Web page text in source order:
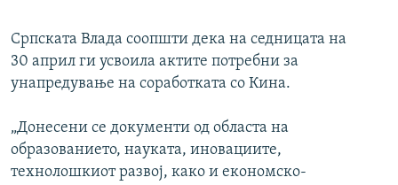
Српската Влада соопшти дека на седницата на
30 април ги усвоила актите потребни за
унапредување на соработката со Кина.
„Донесени се документи од областа на
образованието, науката, иновациите,
технолошкиот развој, како и економско-